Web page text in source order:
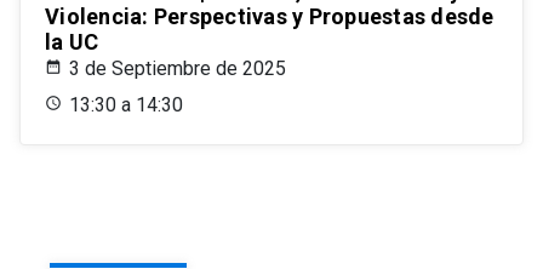
Violencia: Perspectivas y Propuestas desde
la UC
3 de Septiembre de 2025
13:30 a 14:30